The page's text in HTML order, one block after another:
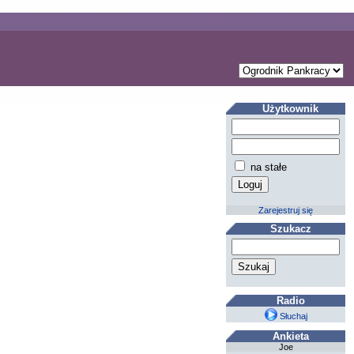
Użytkownik
na stałe
Zarejestruj się
Szukacz
Radio
Słuchaj
Ankieta
Joe